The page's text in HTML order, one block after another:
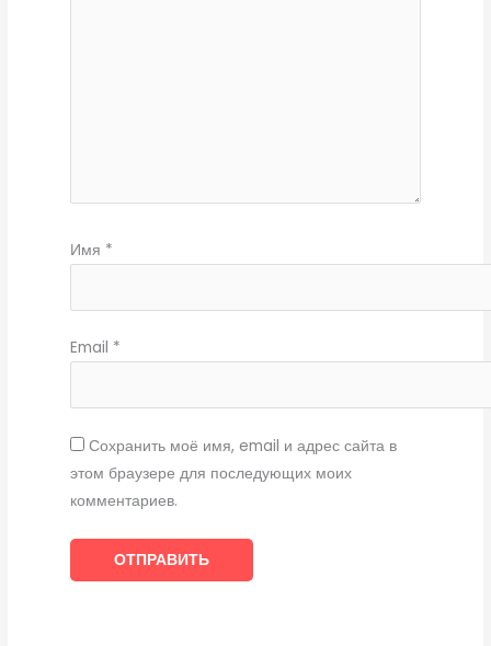
Имя *
Email *
Сохранить моё имя, email и адрес сайта в
этом браузере для последующих моих
комментариев.